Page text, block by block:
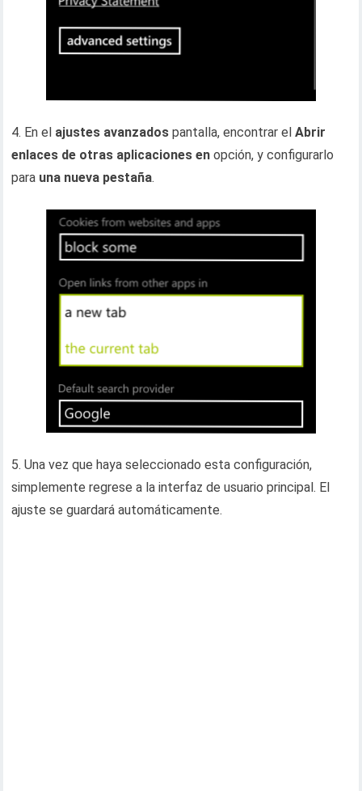
4. En el ajustes avanzados pantalla, encontrar elAbrir
enlaces de otras aplicaciones en opción, y configurarlo
para una nueva pestaña.
5. Una vez que haya seleccionado esta configuración,
simplemente regrese a la interfaz de usuario principal. El
ajuste se guardará automáticamente.